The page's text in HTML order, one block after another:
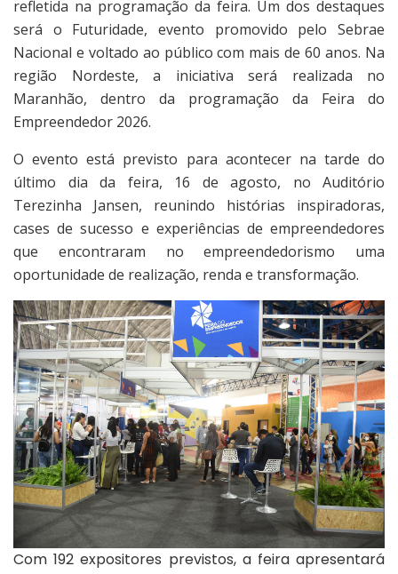
refletida na programação da feira. Um dos destaques
será o Futuridade, evento promovido pelo Sebrae
Nacional e voltado ao público com mais de 60 anos. Na
região Nordeste, a iniciativa será realizada no
Maranhão, dentro da programação da Feira do
Empreendedor 2026.
O evento está previsto para acontecer na tarde do
último dia da feira, 16 de agosto, no Auditório
Terezinha Jansen, reunindo histórias inspiradoras,
cases de sucesso e experiências de empreendedores
que encontraram no empreendedorismo uma
oportunidade de realização, renda e transformação.
Com 192 expositores previstos, a feira apresentará